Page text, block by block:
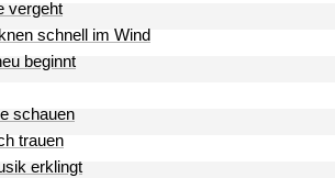
vergeht
schnell im Wind
beginnt
schauen
trauen
erklingt